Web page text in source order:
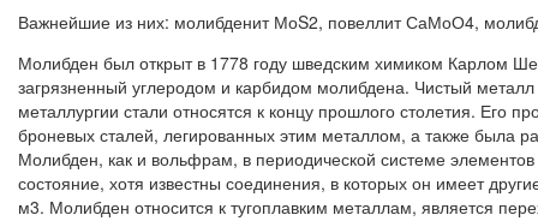
Важнейшие из них: молибденит МоS2, повеллит СаМоО4,
Молибден был открыт в 1778 году шведским химиком Карлом
загрязненный углеродом и карбидом молибдена. Чистый
металлургии стали относятся к концу прошлого столетия. Его
броневых сталей, легированных этим металлом, а также была
Молибден, как и вольфрам, в периодической системе
состояние, хотя известны соединения, в которых он имеет
м3. Молибден относится к тугоплавким металлам, является